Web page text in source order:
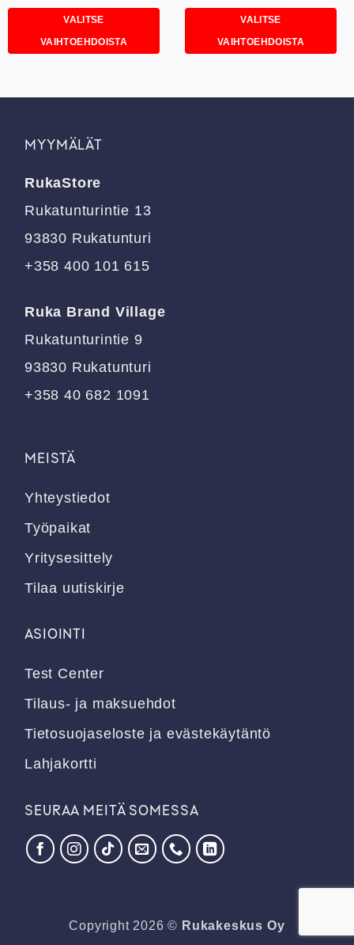
VALITSE
VAIHTOEHDOISTA
on
Voit
valinnat
sivulla.
VALITSE
VAIHTOEHDOISTA
on
MYYMÄLÄT
RukaStore
Rukatunturintie 13
93830 Rukatunturi
+358 400 101 615
Ruka Brand Village
Rukatunturintie 9
93830 Rukatunturi
+358 40 682 1091
MEISTÄ
Yhteystiedot
Työpaikat
Yritysesittely
Tilaa uutiskirje
ASIOINTI
Test Center
Tilaus- ja maksuehdot
Tietosuojaseloste ja evästekäytäntö
Lahjakortti
SEURAA MEITÄ SOMESSA
Copyright 2026 © Rukakeskus Oy